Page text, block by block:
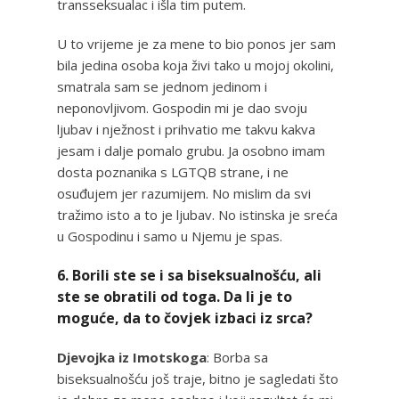
transseksualac i išla tim putem.
U to vrijeme je za mene to bio ponos jer sam
bila jedina osoba koja živi tako u mojoj okolini,
smatrala sam se jednom jedinom i
neponovljivom. Gospodin mi je dao svoju
ljubav i nježnost i prihvatio me takvu kakva
jesam i dalje pomalo grubu. Ja osobno imam
dosta poznanika s LGTQB strane, i ne
osuđujem jer razumijem. No mislim da svi
tražimo isto a to je ljubav. No istinska je sreća
u Gospodinu i samo u Njemu je spas.
6. Borili ste se i sa biseksualnošću, ali
ste se obratili od toga. Da li je to
moguće, da to čovjek izbaci iz srca?
Djevojka iz Imotskoga: Borba sa
biseksualnošću još traje, bitno je sagledati što